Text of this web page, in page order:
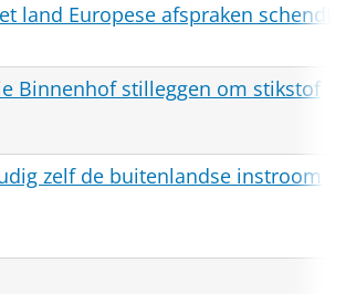
land Europese afspraken schendt
Binnenhof stilleggen om stikstof
zelf de buitenlandse instroom